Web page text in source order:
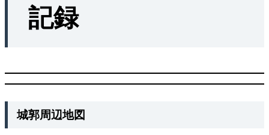
記録
城郭周辺地図